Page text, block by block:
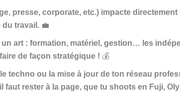
presse, corporate, etc.) impacte
du travail. 💼
un art : formation, matériel, gestion… les
de façon stratégique ! 💰
techno ou la mise à jour de ton réseau
faut rester à la page, que tu shoots en Fuji,